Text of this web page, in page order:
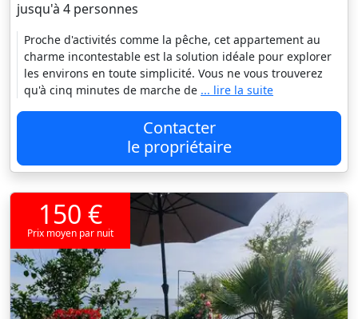
jusqu'à 4 personnes
Proche d'activités comme la pêche, cet appartement au
charme incontestable est la solution idéale pour explorer
les environs en toute simplicité. Vous ne vous trouverez
qu'à cinq minutes de marche de ... lire la suite
Contacter
le propriétaire
150 €
Prix moyen par nuit